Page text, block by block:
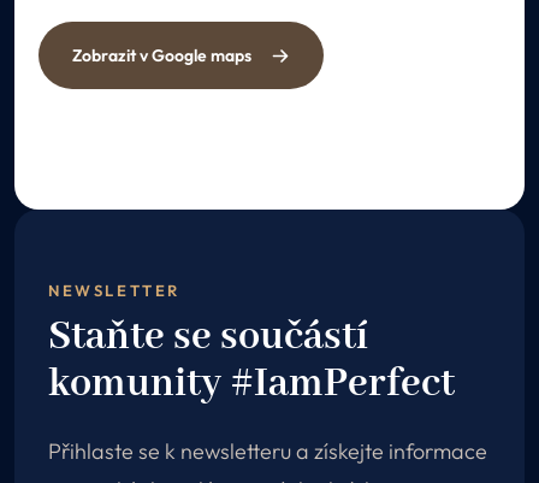
Zobrazit v Google maps
NEWSLETTER
Staňte se součástí
komunity #IamPerfect
Přihlaste se k newsletteru a získejte informace